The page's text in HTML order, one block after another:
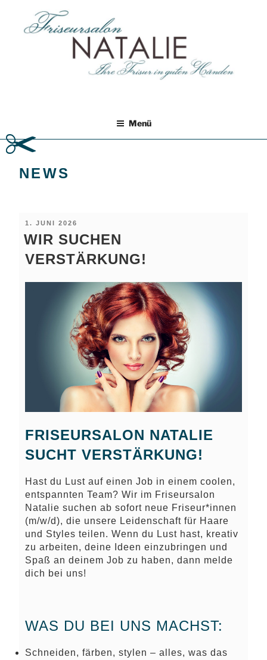
springen
Menü
NEWS
VERÖFFENTLICHT
1. JUNI 2026
WIR SUCHEN
VERSTÄRKUNG!
FRISEURSALON NATALIE
SUCHT VERSTÄRKUNG!
Hast du Lust auf einen Job in einem coolen,
entspannten Team? Wir im Friseursalon
Natalie suchen ab sofort neue Friseur*innen
(m/w/d), die unsere Leidenschaft für Haare
und Styles teilen. Wenn du Lust hast, kreativ
zu arbeiten, deine Ideen einzubringen und
Spaß an deinem Job zu haben, dann melde
dich bei uns!
WAS DU BEI UNS MACHST:
Schneiden, färben, stylen – alles, was das